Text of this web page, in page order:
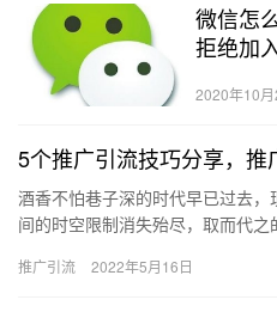
微信怎
拒绝加
2020年10月
5个推广引流技巧分享，推
酒香不怕巷子深的时代早已过去
间的时空限制消失殆尽，取而代
之中。…
推广引流 2022年5月16日